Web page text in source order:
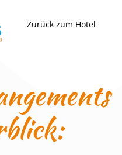
Zurück zum Hotel